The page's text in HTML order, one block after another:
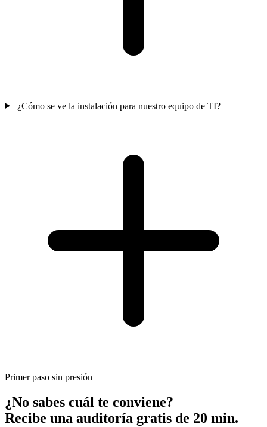
¿Cómo se ve la instalación para nuestro equipo de TI?
Primer paso sin presión
¿No sabes cuál te conviene?
Recibe una auditoría gratis de 20 min.